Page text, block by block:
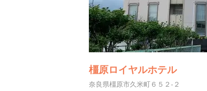
橿原ロイヤルホテル
奈良県橿原市久米町６５２-２